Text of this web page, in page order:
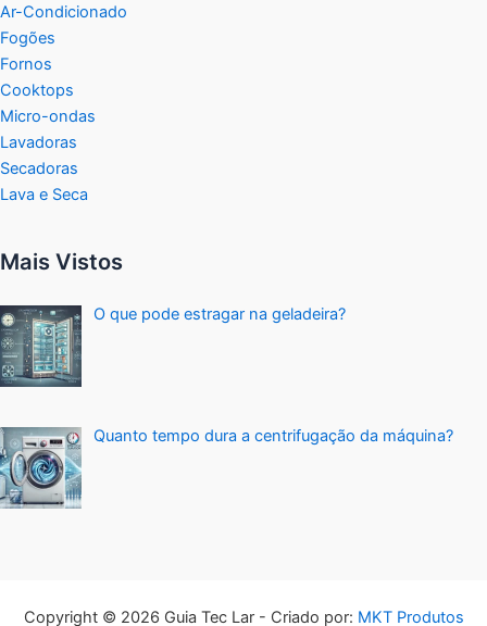
Ar-Condicionado
Fogões
Fornos
Cooktops
Micro-ondas
Lavadoras
Secadoras
Lava e Seca
Mais Vistos
O que pode estragar na geladeira?
Quanto tempo dura a centrifugação da máquina?
Copyright © 2026 Guia Tec Lar - Criado por: MKT Produtos